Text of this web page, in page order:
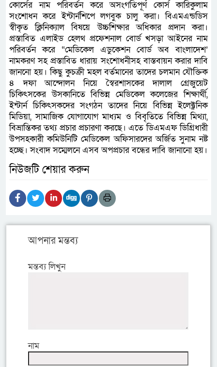
কোর্সের নাম পরিবর্তন করে অসংগতিপূর্ণ কোর্স কারিকুলাম
সংশোধন করে ইন্টার্নশিপে লগবুক চালু করা। বিএমএন্ডডিস
স্বীকৃত ক্লিনিক্যাল বিষয়ে উচ্চশিক্ষার অধিকার প্রদান করা।
প্রস্তাবিত এলাইড হেলথ প্রফেশনাল বোর্ড খসড়া আইনের নাম
পরিবর্তন করে “মেডিকেল এডুকেশন বোর্ড অব বাংলাদেশ’
নামকরণ সহ প্রস্তাবিত ধারায় সংশোধনীসহ বাস্তবায়ন করার দাবি
জাননো হয়। কিছু কুচক্রী মহল বর্তমানের তাদের চলমান যৌক্তিক
৪ দফা আন্দোলন নিয়ে স্বৈরশাসকের দালাল গ্রেজুয়েট
চিকিৎসকের উসকানিতে বিভিন্ন মেডিকেল কলেজের শিক্ষার্থী,
ইন্টার্ন চিকিৎসকদের সংগঠন তাদের নিয়ে বিভিন্ন ইলেক্ট্রনিক
মিডিয়া, সামাজিক যোগাযোগ মাধ্যম ও বিবৃতিতে বিভিন্ন মিথ্যা,
বিভ্রান্তিকর তথ্য প্রচার প্রচারণা করছে। এতে ডিএমএফ ডিগ্রিধারী
উপসহকারী কমিউনিটি মেডিকেল অফিসারদের অর্জিত সুনাম নষ্ট
হচ্ছে। সংবাদ সম্মেলনে এসব অপপ্রচার বন্ধের দাবি জানানো হয়।
নিউজটি শেয়ার করুন
আপনার মন্তব্য
মন্তব্য লিখুন
নাম